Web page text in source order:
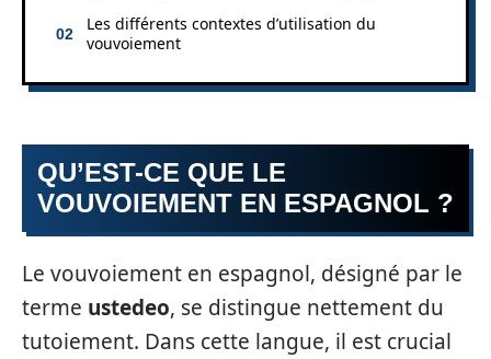
Les différents contextes d’utilisation du
vouvoiement
QU’EST-CE QUE LE
VOUVOIEMENT EN ESPAGNOL ?
Le vouvoiement en espagnol, désigné par le
terme ustedeo, se distingue nettement du
tutoiement. Dans cette langue, il est crucial